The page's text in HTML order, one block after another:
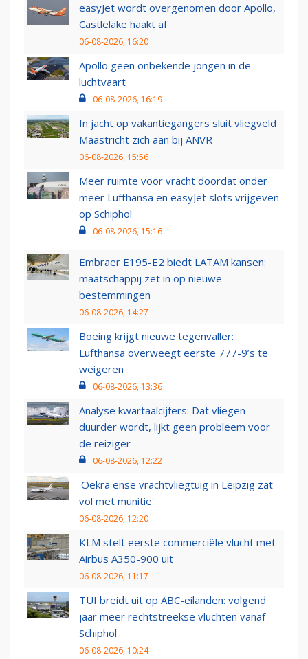
easyJet wordt overgenomen door Apollo,
Castlelake haakt af
06-08-2026, 16:20
Apollo geen onbekende jongen in de
luchtvaart
06-08-2026, 16:19
In jacht op vakantiegangers sluit vliegveld
Maastricht zich aan bij ANVR
06-08-2026, 15:56
Meer ruimte voor vracht doordat onder
meer Lufthansa en easyJet slots vrijgeven
op Schiphol
06-08-2026, 15:16
Embraer E195-E2 biedt LATAM kansen:
maatschappij zet in op nieuwe
bestemmingen
06-08-2026, 14:27
Boeing krijgt nieuwe tegenvaller:
Lufthansa overweegt eerste 777-9’s te
weigeren
06-08-2026, 13:36
Analyse kwartaalcijfers: Dat vliegen
duurder wordt, lijkt geen probleem voor
de reiziger
06-08-2026, 12:22
'Oekraïense vrachtvliegtuig in Leipzig zat
vol met munitie'
06-08-2026, 12:20
KLM stelt eerste commerciële vlucht met
Airbus A350-900 uit
06-08-2026, 11:17
TUI breidt uit op ABC-eilanden: volgend
jaar meer rechtstreekse vluchten vanaf
Schiphol
06-08-2026, 10:24